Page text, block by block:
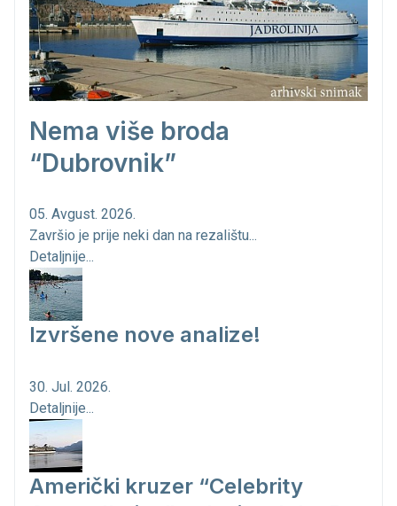
Nema više broda
“Dubrovnik”
05. Avgust. 2026.
Završio je prije neki dan na rezalištu...
Detaljnije...
Izvršene nove analize!
30. Jul. 2026.
Detaljnije...
Američki kruzer “Celebrity